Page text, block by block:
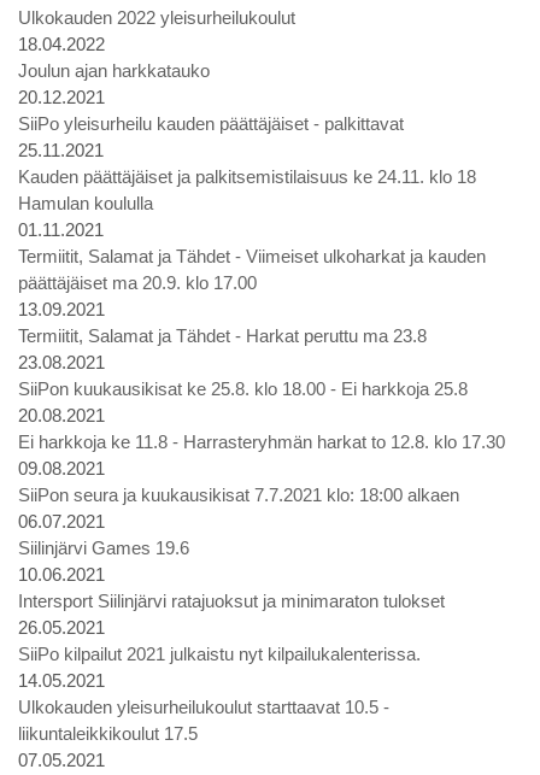
Ulkokauden 2022 yleisurheilukoulut
18.04.2022
Joulun ajan harkkatauko
20.12.2021
SiiPo yleisurheilu kauden päättäjäiset - palkittavat
25.11.2021
Kauden päättäjäiset ja palkitsemistilaisuus ke 24.11. klo 18
Hamulan koululla
01.11.2021
Termiitit, Salamat ja Tähdet - Viimeiset ulkoharkat ja kauden
päättäjäiset ma 20.9. klo 17.00
13.09.2021
Termiitit, Salamat ja Tähdet - Harkat peruttu ma 23.8
23.08.2021
SiiPon kuukausikisat ke 25.8. klo 18.00 - Ei harkkoja 25.8
20.08.2021
Ei harkkoja ke 11.8 - Harrasteryhmän harkat to 12.8. klo 17.30
09.08.2021
SiiPon seura ja kuukausikisat 7.7.2021 klo: 18:00 alkaen
06.07.2021
Siilinjärvi Games 19.6
10.06.2021
Intersport Siilinjärvi ratajuoksut ja minimaraton tulokset
26.05.2021
SiiPo kilpailut 2021 julkaistu nyt kilpailukalenterissa.
14.05.2021
Ulkokauden yleisurheilukoulut starttaavat 10.5 -
liikuntaleikkikoulut 17.5
07.05.2021